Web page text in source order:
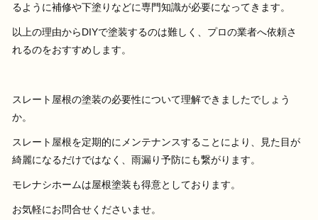
るように補修や下塗りなどに専門知識が必要になってきます。
以上の理由からDIYで塗装するのは難しく、プロの業者へ依頼さ
れるのをおすすめします。
スレート屋根の塗装の必要性について理解できましたでしょう
か。
スレート屋根を定期的にメンテナンスすることにより、見た目が
綺麗になるだけではなく、雨漏り予防にも繋がります。
モレナシホームは屋根塗装も得意としております。
お気軽にお問合せくださいませ。